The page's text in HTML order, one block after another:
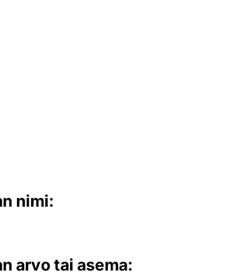
nimi:
arvo tai asema: